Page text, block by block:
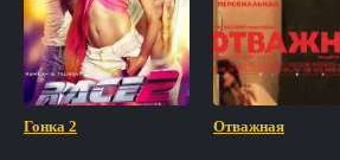
Гонка 2 Отважная